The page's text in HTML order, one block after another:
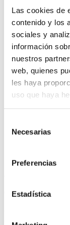
Las cookies de
contenido y los
sociales y
información
nuestros
web, quienes
les haya
uso que haya
Necesarias
Preferencias
Estadística
chevron_left chevron_right
consigue 15 puntos